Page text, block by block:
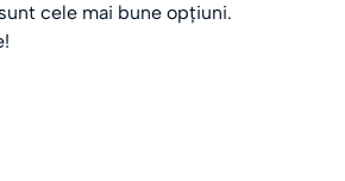
cele mai bune opțiuni.